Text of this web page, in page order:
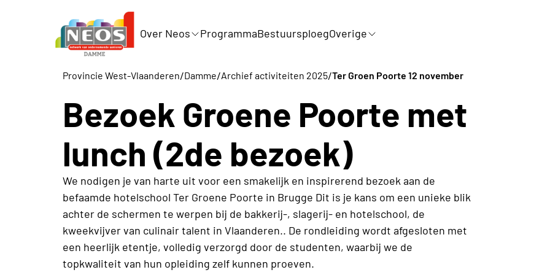
Over Neos ProgrammaBestuursploegOverige
Provincie West-Vlaanderen/Damme/Archief activiteiten 2025/Ter Groen Poorte 12 november
Bezoek Groene Poorte met
lunch (2de bezoek)
We nodigen je van harte uit voor een smakelijk en inspirerend bezoek aan de
befaamde hotelschool Ter Groene Poorte in Brugge Dit is je kans om een unieke blik
achter de schermen te werpen bij de bakkerij-, slagerij- en hotelschool, de
kweekvijver van culinair talent in Vlaanderen.. De rondleiding wordt afgesloten met
een heerlijk etentje, volledig verzorgd door de studenten, waarbij we de
topkwaliteit van hun opleiding zelf kunnen proeven.